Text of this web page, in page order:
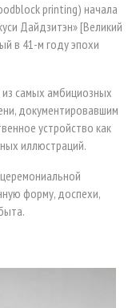
printing) начала
Дайдзитэн» [Великий
в 41-м году эпохи
самых амбициозных
документировавшим
устройство как
иллюстраций.
форму, доспехи,